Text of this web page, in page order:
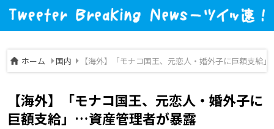
ホーム 国内 【海外】「モナコ国王、元恋人・婚外子に巨額支給
【海外】「モナコ国王、元恋人・婚外子に
巨額支給」…資産管理者が暴露